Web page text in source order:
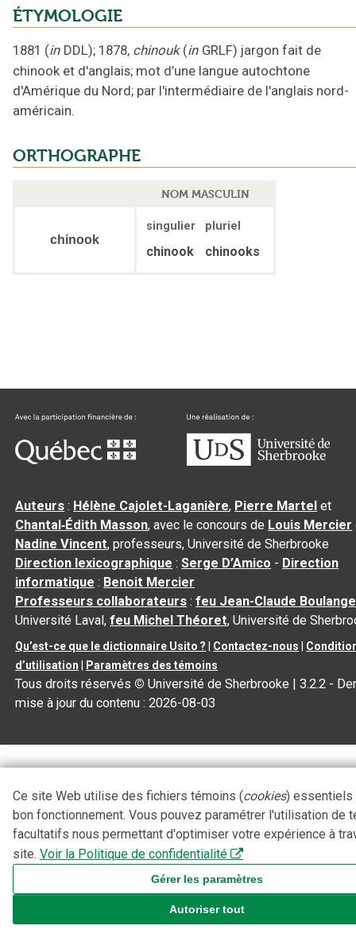
ÉTYMOLOGIE
1881 (in DDL); 1878, chinouk (in GRLF) jargon fait de
chinook et d'anglais; mot d’une langue autochtone
d'Amérique du Nord; par l'intermédiaire de l'anglais nord-
américain.
ORTHOGRAPHE
NOM MASCULIN
chinook
singulier pluriel
chinook chinooks
Auteurs : Hélène Cajolet-Laganière, Pierre Martel et
Chantal‑Édith Masson, avec le concours de Louis Mercier
Nadine Vincent, professeurs, Université de Sherbrooke
Direction lexicographique :Serge D’Amico - Direction
informatique : Benoit Mercier
Professeurs collaborateurs :feu Jean-Claude
Université Laval,feu Michel Théoret, Université de
Qu’est-ce que le dictionnaire Usito ? Contactez-nous
d’utilisation
Paramètres des témoins
Tous droits réservés © Université de Sherbrooke |3.2.2 -
mise à jour du contenu :2026-08-03
Ce site Web utilise des fichiers témoins (cookies) essentiels
bon fonctionnement. Vous pouvez paramétrer l'utilisation de
facultatifs nous permettant d'optimiser votre expérience à
site. Voir la Politique de confidentialité
Gérer les paramètres
Autoriser tout